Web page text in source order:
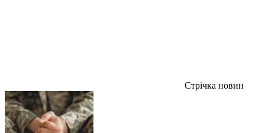
Стрічка новин